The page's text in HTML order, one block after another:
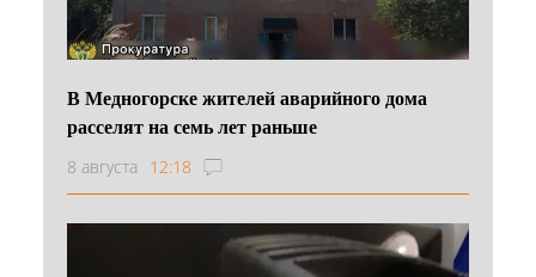
В Медногорске жителей аварийного дома
расселят на семь лет раньше
8 августа 12:18